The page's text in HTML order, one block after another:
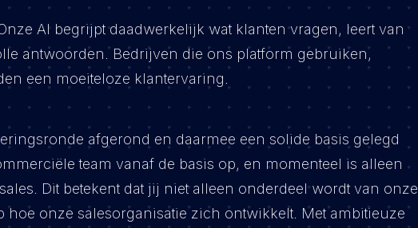
AI begrijpt daadwerkelijk wat klanten vragen, leert van
antwoorden. Bedrijven die ons platform gebruiken,
een moeiteloze klantervaring.
afgerond en daarmee een solide basis gelegd
team vanaf de basis op, en momenteel is alleen
Dit betekent dat jij niet alleen onderdeel wordt van onze
onze salesorganisatie zich ontwikkelt. Met ambitieuze